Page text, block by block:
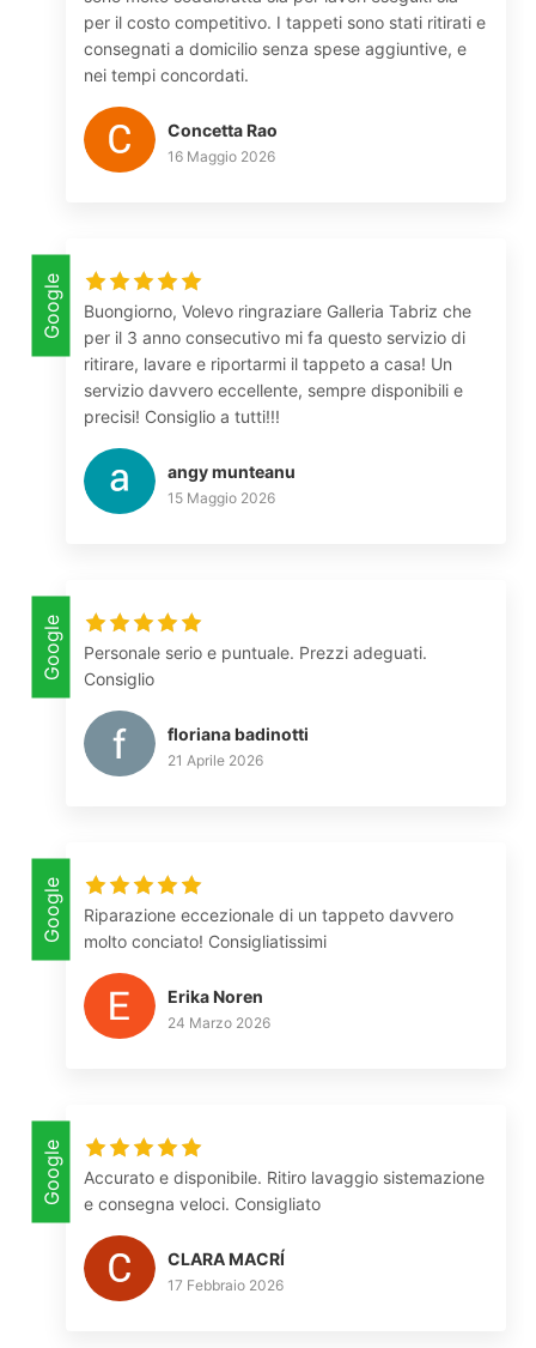
per il costo competitivo. I tappeti sono stati ritirati e
consegnati a domicilio senza spese aggiuntive, e
nei tempi concordati.
Concetta Rao
16 Maggio 2026
Google
Buongiorno, Volevo ringraziare Galleria Tabriz che
per il 3 anno consecutivo mi fa questo servizio di
ritirare, lavare e riportarmi il tappeto a casa! Un
servizio davvero eccellente, sempre disponibili e
precisi! Consiglio a tutti!!!
angy munteanu
15 Maggio 2026
Google
Personale serio e puntuale. Prezzi adeguati.
Consiglio
floriana badinotti
21 Aprile 2026
Google
Riparazione eccezionale di un tappeto davvero
molto conciato! Consigliatissimi
Erika Noren
24 Marzo 2026
Google
Accurato e disponibile. Ritiro lavaggio sistemazione
e consegna veloci. Consigliato
CLARA MACRÍ
17 Febbraio 2026